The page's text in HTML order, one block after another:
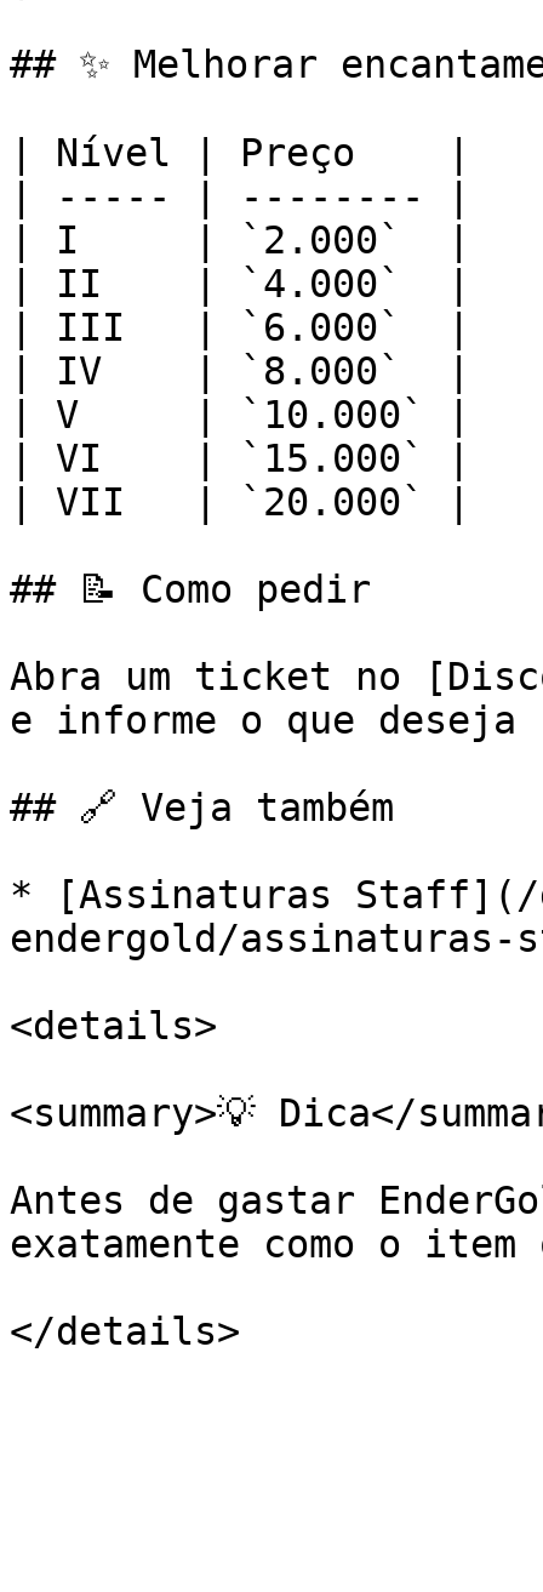
## ✨ Melhorar
| Nível | Preço    |
| ----- | -------- |
| I     | `2.000`  |
| II    | `4.000`  |
| III   | `6.000`  |
| IV    | `8.000`  |
| V     | `10.000` |
| VI    | `15.000` |
| VII   | `20.000` |
## 📝 Como pedir
Abra um ticket no
e informe o que deseja
## 🔗 Veja também
* [Assinaturas Staff](/
endergold/assinaturas-
<details>
<summary>💡 Dica</
Antes de gastar
exatamente como o